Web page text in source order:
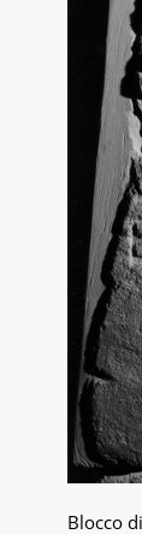
Blocco